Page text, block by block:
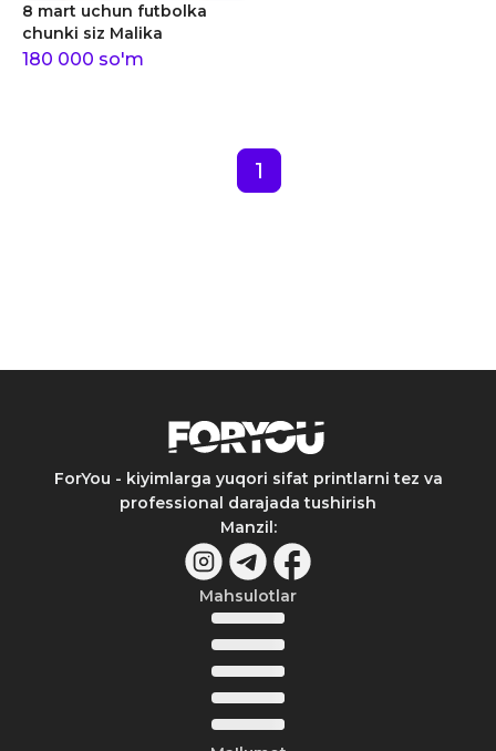
8 mart uchun futbolka
chunki siz Malika
180 000 so'm
1
ForYou - kiyimlarga yuqori sifat printlarni tez va
professional darajada tushirish
Manzil:
Mahsulotlar